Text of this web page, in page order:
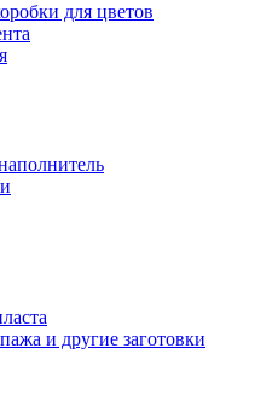
для цветов
и другие заготовки